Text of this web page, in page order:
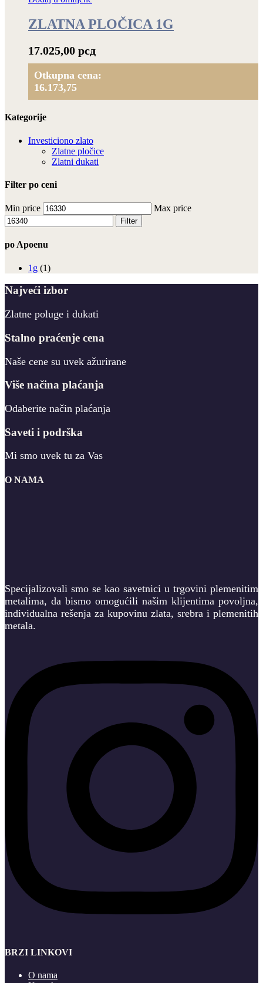
ZLATNA PLOČICA 1G
17.025,00 рсд
Otkupna cena:
16.173,75
Kategorije
Investiciono zlato
Zlatne pločice
Zlatni dukati
Filter po ceni
Min price Max price
Filter
po Apoenu
1g (1)
Najveći izbor
Zlatne poluge i dukati
Stalno praćenje cena
Naše cene su uvek ažurirane
Više načina plaćanja
Odaberite način plaćanja
Saveti i podrška
Mi smo uvek tu za Vas
O NAMA
Specijalizovali smo se kao savetnici u trgovini plemenitim
metalima, da bismo omogućili našim klijentima povoljna,
individualna rešenja za kupovinu zlata, srebra i plemenitih
metala.
BRZI LINKOVI
O nama